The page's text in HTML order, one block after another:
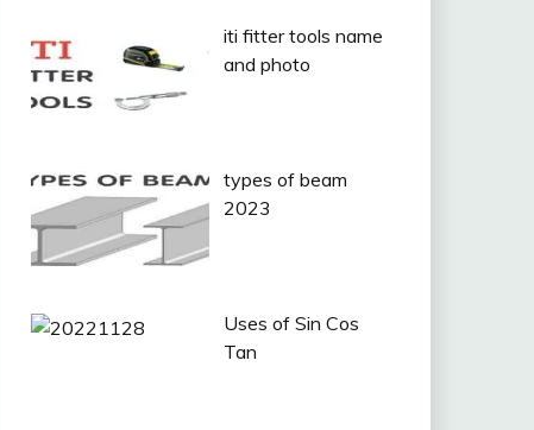
iti fitter tools name
and photo
types of beam
2023
Uses of Sin Cos
Tan